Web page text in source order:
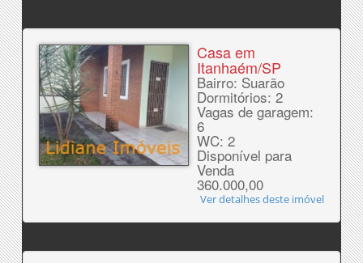
Casa em
Itanhaém/SP
Bairro: Suarão
Dormitórios: 2
Vagas de garagem:
6
WC: 2
Disponível para
Venda
360.000,00
Ver detalhes deste imóvel